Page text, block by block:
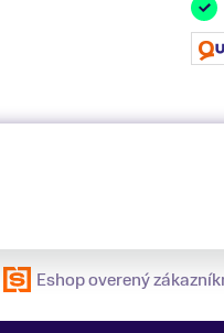
Eshop overený